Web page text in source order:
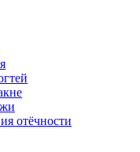
отёчности